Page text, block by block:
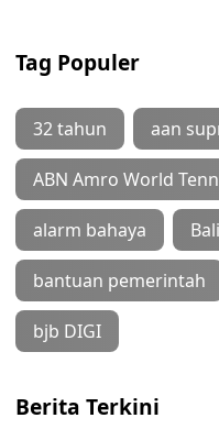
Tag Populer
32 tahun aan
ABN Amro World
alarm bahaya
bantuan pemerintah
bjb DIGI
Berita Terkini